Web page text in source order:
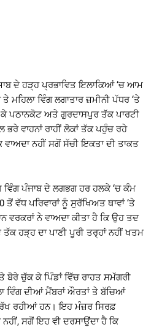
ਦੇ ਹੜ੍ਹ ਪ੍ਰਭਾਵਿਤ ਇਲਾਕਿਆਂ ‘ਚ ਆਮ
ਮਹਿਲਾ ਵਿੰਗ ਲਗਾਤਾਰ ਜ਼ਮੀਨੀ ਪੱਧਰ ‘ਤੇ
ਪਠਾਨਕੋਟ ਅਤੇ ਗੁਰਦਾਸਪੁਰ ਤੱਕ ਪਾਰਟੀ
ਭਰੇ ਵਾਹਨਾਂ ਰਾਹੀਂ ਲੋਕਾਂ ਤੱਕ ਪਹੁੰਚ ਰਹੇ
ਨਹੀਂ ਸਗੋਂ ਸੱਚੀ ਇਕਤਾ ਦੀ ਤਾਕਤ
ਪੰਜਾਬ ਦੇ ਲਗਭਗ ਹਰ ਹਲਕੇ ‘ਚ ਕੰਮ
ਵੱਧ ਪਰਿਵਾਰਾਂ ਨੂੰ ਸੁਰੱਖਿਅਤ ਥਾਵਾਂ ‘ਤੇ
ਨੇ ਵਾਅਦਾ ਕੀਤਾ ਹੈ ਕਿ ਉਹ ਤਦ
ਹੜ੍ਹ ਦਾ ਪਾਣੀ ਪੂਰੀ ਤਰ੍ਹਾਂ ਨਹੀਂ ਖਤਮ
ਚੁੱਕ ਕੇ ਪਿੰਡਾਂ ਵਿੱਚ ਰਾਹਤ ਸਮੱਗਰੀ
ਵਿੰਗ ਦੀਆਂ ਮੈਂਬਰਾਂ ਔਰਤਾਂ ਤੇ ਬੱਚਿਆਂ
ਰਹੀਆਂ ਹਨ। ਇਹ ਮੰਜ਼ਰ ਸਿਰਫ਼
ਨਹੀਂ, ਸਗੋਂ ਇਹ ਵੀ ਦਰਸਾਉਂਦਾ ਹੈ ਕਿ